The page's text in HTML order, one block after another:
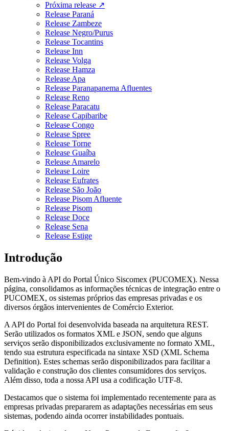
Próxima release ↗
Release Paraná
Release Zambeze
Release Negro/Purus
Release Tocantins
Release Inn
Release Volga
Release Hamza
Release Apa
Release Paranapanema Afluentes
Release Reno
Release Paracatu
Release Capibaribe
Release Congo
Release Spree
Release Torne
Release Guaíba
Release Amarelo
Release Loire
Release Eufrates
Release São João
Release Pisom Afluente
Release Pisom
Release Doce
Release Sena
Release Estige
Introdução
Bem-vindo à API do Portal Único Siscomex (PUCOMEX). Nessa
página, consolidamos as informações técnicas de integração entre o
PUCOMEX, os sistemas próprios das empresas privadas e os
diversos órgãos intervenientes de Comércio Exterior.
A API do Portal foi desenvolvida baseada na arquitetura REST.
Serão utilizados os formatos XML e JSON, sendo que alguns
serviços serão disponibilizados exclusivamente no formato XML,
tendo sua estrutura especificada na sintaxe XSD (XML Schema
Definition). Estes schemas serão disponibilizados para facilitar a
validação e construção dos clientes consumidores dos serviços.
Além disso, toda a nossa API usa a codificação UTF-8.
Destacamos que o sistema foi implementado recentemente para as
empresas privadas prepararem as adaptações necessárias em seus
sistemas, podendo ainda ocorrer instabilidades pontuais.